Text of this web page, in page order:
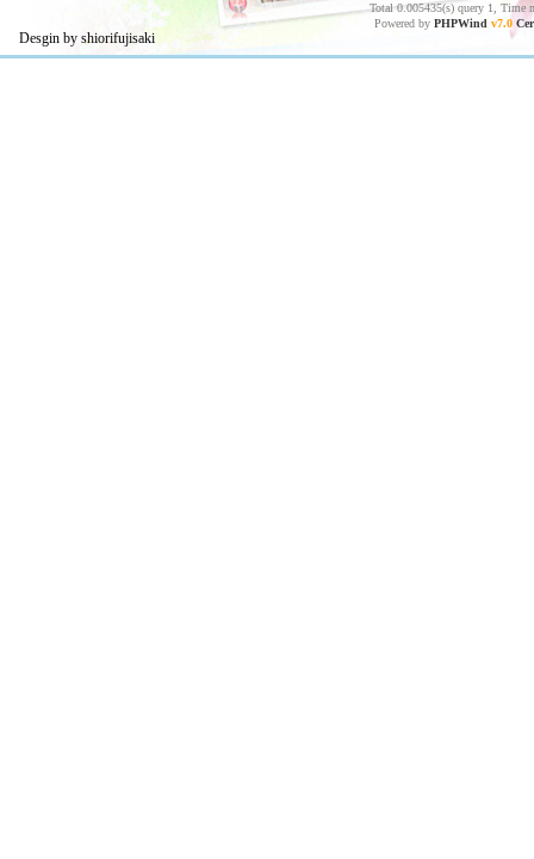
Total 0.005435(s) query 1, Time
Powered by PHPWind v7.0
Desgin by shiorifujisaki